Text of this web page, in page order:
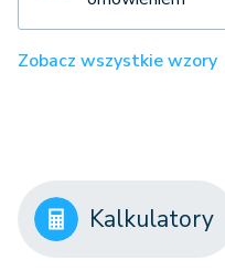
Zobacz wszystkie wzory
Kalkulatory